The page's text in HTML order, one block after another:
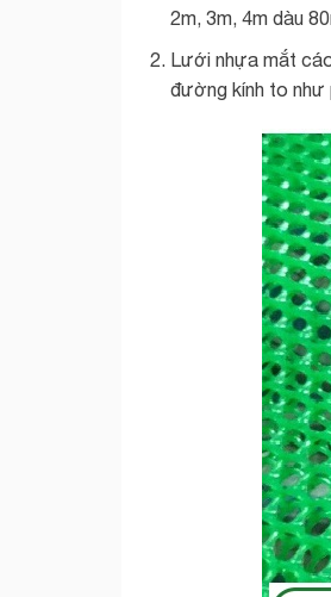
2m, 3m, 4m dàu
Lưới nhựa mắt
đường kính to như